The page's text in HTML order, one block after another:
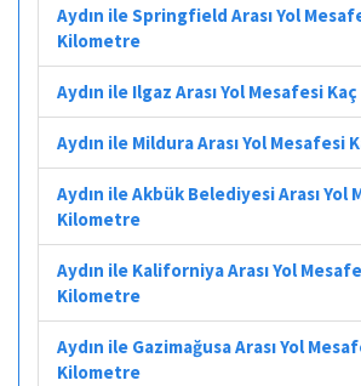
Aydın ile Springfield Arası Yol
Kilometre
Aydın ile Ilgaz Arası Yol Mesafesi
Aydın ile Mildura Arası Yol Mesafesi
Aydın ile Akbük Belediyesi Arası Yol
Kilometre
Aydın ile Kaliforniya Arası Yol
Kilometre
Aydın ile Gazimağusa Arası Yol
Kilometre